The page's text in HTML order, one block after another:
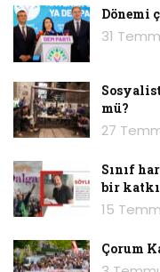
Dönemi
31
mü?
27
Sınıf
bir
15
Çorum